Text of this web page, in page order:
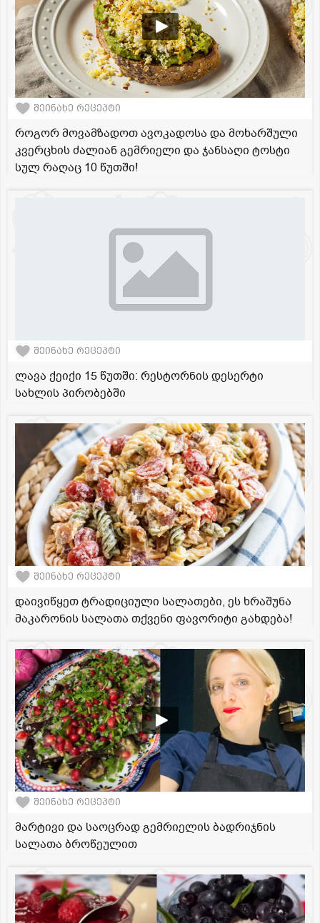
შეინახე რეცეპტი
როგორ მოვამზადოთ ავოკადოსა და მოხარშული
კვერცხის ძალიან გემრიელი და ჯანსაღი ტოსტი
სულ რაღაც 10 წუთში!
შეინახე რეცეპტი
ლავა ქეიქი 15 წუთში: რესტორნის დესერტი
სახლის პირობებში
შეინახე რეცეპტი
დაივიწყეთ ტრადიციული სალათები, ეს ხრაშუნა
მაკარონის სალათა თქვენი ფავორიტი გახდება!
შეინახე რეცეპტი
მარტივი და საოცრად გემრიელის ბადრიჯნის
სალათა ბროწეულით